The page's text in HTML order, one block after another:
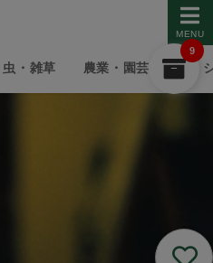
MENU
虫・雑草 農業・園芸用語
9